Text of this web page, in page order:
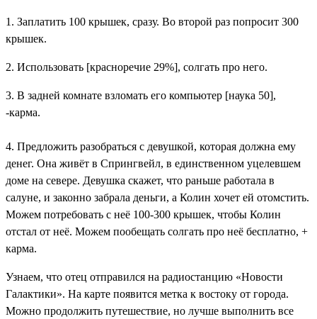
1. Заплатить 100 крышек, сразу. Во второй раз попросит 300
крышек.
2. Использовать [красноречие 29%], солгать про него.
3. В задней комнате взломать его компьютер [наука 50],
-карма.
4. Предложить разобраться с девушкой, которая должна ему
денег. Она живёт в Спрингвейл, в единственном уцелевшем
доме на севере. Девушка скажет, что раньше работала в
салуне, и законно забрала деньги, а Колин хочет ей отомстить.
Можем потребовать с неё 100-300 крышек, чтобы Колин
отстал от неё. Можем пообещать солгать про неё бесплатно, +
карма.
Узнаем, что отец отправился на радиостанцию «Новости
Галактики». На карте появится метка к востоку от города.
Можно продолжить путешествие, но лучше выполнить все